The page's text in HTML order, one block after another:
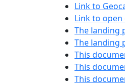
Link to
Link to
The landing
The landing
This
This
This